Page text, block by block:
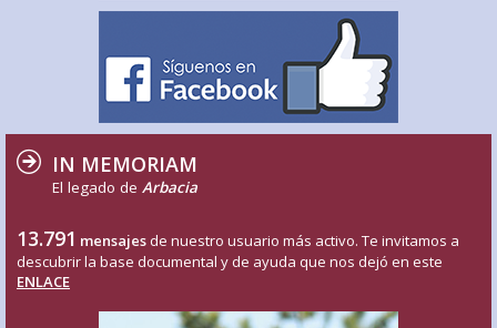
IN MEMORIAM
El legado de Arbacia
13.791 mensajes de nuestro usuario más activo. Te invitamos a
descubrir la base documental y de ayuda que nos dejó en este
ENLACE